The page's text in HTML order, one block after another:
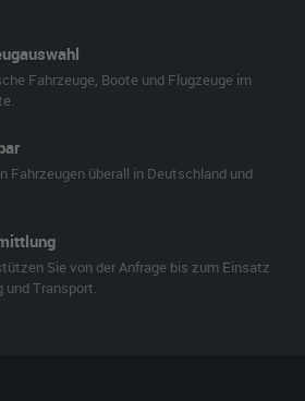
Fahrzeuge, Boote und Flugzeuge im
Fahrzeugen überall in Deutschland und
Sie von der Anfrage bis zum Einsatz
und Transport.